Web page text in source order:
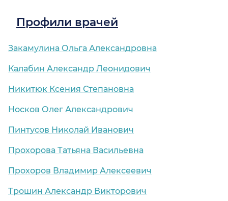
Профили врачей
Закамулина Ольга Александровна
Калабин Александр Леонидович
Никитюк Ксения Степановна
Носков Олег Александрович
Пинтусов Николай Иванович
Прохорова Татьяна Васильевна
Прохоров Владимир Алексеевич
Трошин Александр Викторович